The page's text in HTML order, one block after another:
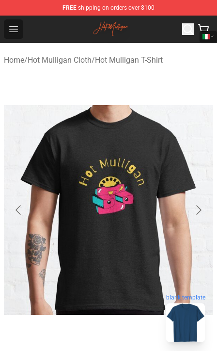
FREE shipping on orders over $100
Open menu
Hot Mulligan Shop - Official Hot Mulligan Merchandise
Home/Hot Mulligan Cloth/Hot Mulligan T-Shirt
blank template